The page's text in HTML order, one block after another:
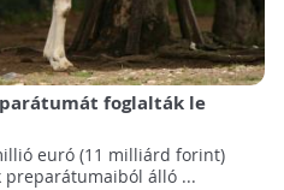
foglalták le
euró (11 milliárd forint)
preparátumaiból álló ...